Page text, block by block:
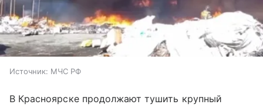
Источник: МЧС РФ
В Красноярске продолжают тушить крупный